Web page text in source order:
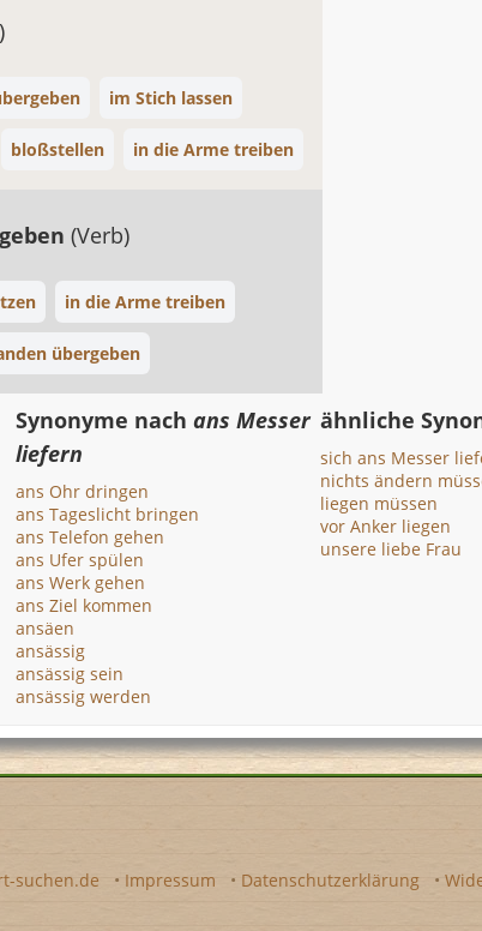
im Stich lassen
bloßstellen in die Arme treiben
(Verb)
in die Arme treiben
übergeben
Synonyme nachans Messer
liefern
ans Ohr dringen
ans Tageslicht bringen
ans Telefon gehen
ans Ufer spülen
ans Werk gehen
ans Ziel kommen
ansäen
ansässig
ansässig sein
ansässig werden
ähnliche
sich ans Messer
nichts ändern
liegen müssen
vor Anker liegen
unsere liebe Frau
suchen.de • Impressum • Datenschutzerklärung •